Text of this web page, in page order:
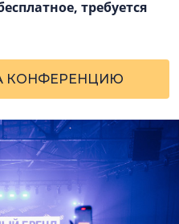
требуется
КОНФЕРЕНЦИЮ